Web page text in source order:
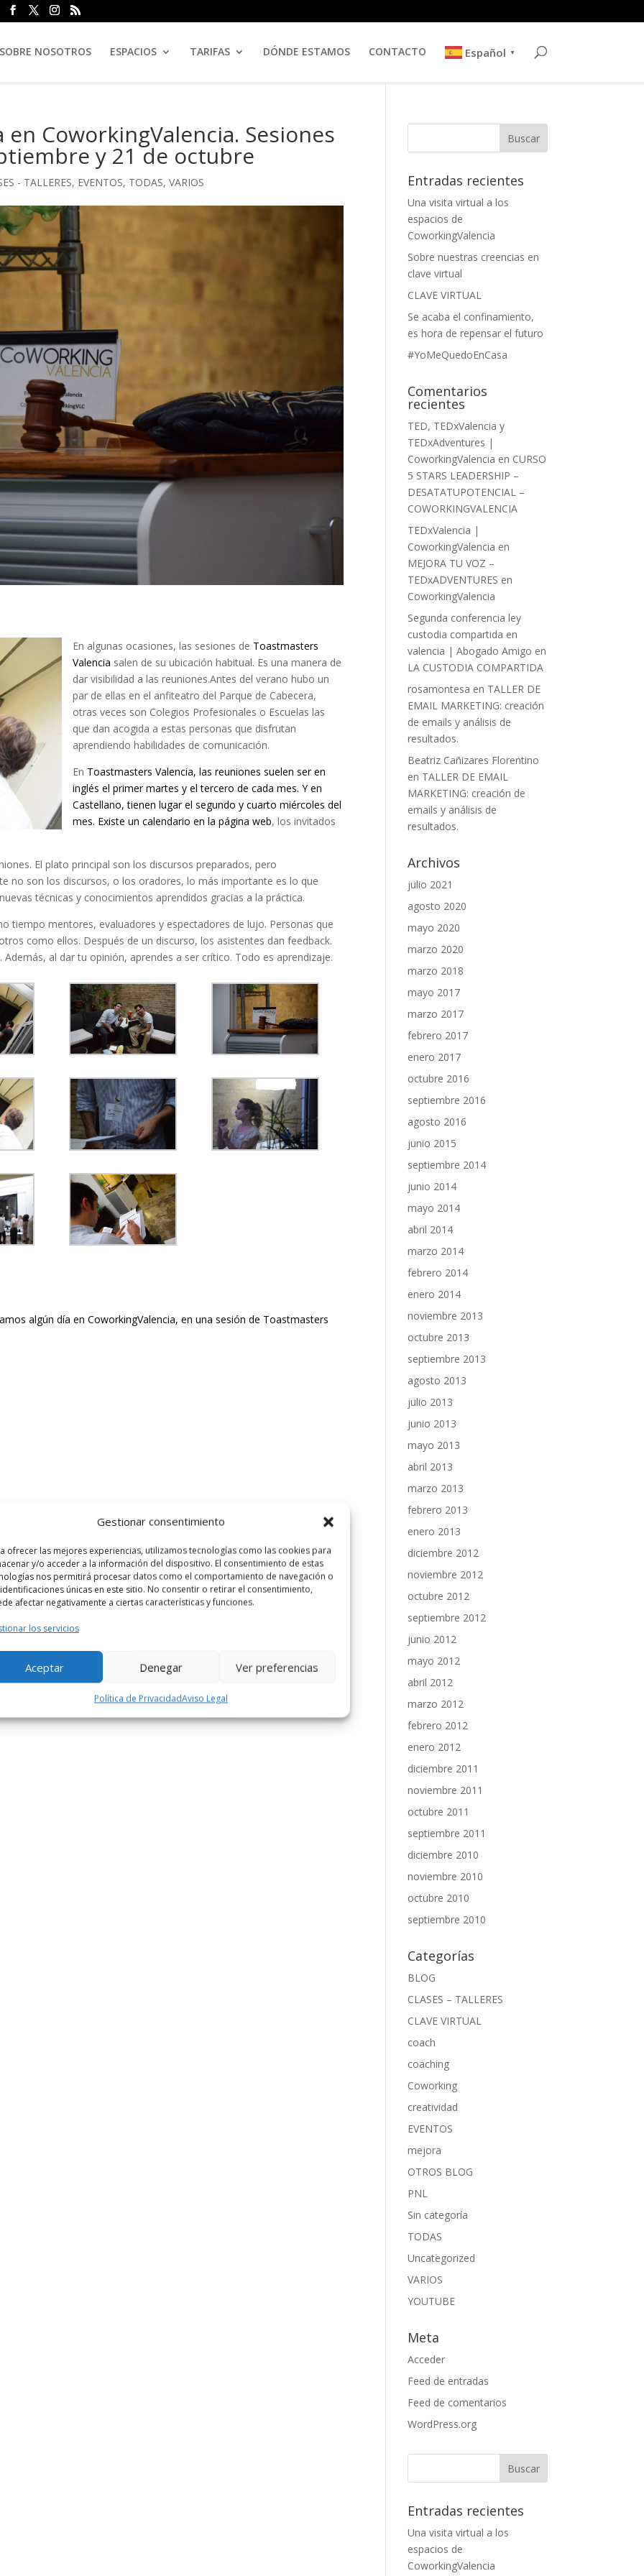
Gestionar consentimiento
ofrecer las mejores experiencias, utilizamos tecnologías como las cookies para
y/o acceder a la información del dispositivo. El consentimiento de estas
nos permitirá procesar datos como el comportamiento de navegación o
únicas en este sitio. No consentir o retirar el consentimiento,
afectar negativamente a ciertas características y funciones.
los servicios
Aceptar Denegar Ver preferencias
Política de PrivacidadAviso Legal
NOSOTROS ESPACIOS TARIFAS DÓNDE ESTAMOS CONTACTO Español ▼
CoworkingValencia. Sesiones
y 21 de octubre
- TALLERES, EVENTOS, TODAS,VARIOS
En algunas ocasiones, las sesiones de Toastmasters
Valencia salen de su ubicación habitual. Es una manera de
dar visibilidad a las reuniones.Antes del verano hubo un
par de ellas en el anfiteatro del Parque de Cabecera,
otras veces son Colegios Profesionales o Escuelas las
que dan acogida a estas personas que disfrutan
aprendiendo habilidades de comunicación.
En Toastmasters Valencia, las reuniones suelen ser en
inglés el primer martes y el tercero de cada mes. Y en
Castellano, tienen lugar el segundo y cuarto miércoles del
mes. Existe un calendario en la página web, los invitados
El plato principal son los discursos preparados, pero
no son los discursos, o los oradores, lo más importante es lo que
técnicas y conocimientos aprendidos gracias a la práctica.
tiempo mentores, evaluadores y espectadores de lujo. Personas que
como ellos. Después de un discurso, los asistentes dan feedback.
al dar tu opinión, aprendes a ser crítico. Todo es aprendizaje.
algún día en CoworkingValencia, en una sesión de Toastmasters
Entradas recientes
Una visita virtual a los
espacios de
CoworkingValencia
Sobre nuestras creencias en
clave virtual
CLAVE VIRTUAL
Se acaba el confinamiento,
es hora de repensar el futuro
#YoMeQuedoEnCasa
Comentarios
recientes
TED, TEDxValencia y
TEDxAdventures |
CoworkingValencia en CURSO
5 STARS LEADERSHIP –
DESATATUPOTENCIAL –
COWORKINGVALENCIA
TEDxValencia |
CoworkingValencia en
MEJORA TU VOZ –
TEDxADVENTURES en
CoworkingValencia
Segunda conferencia ley
custodia compartida en
valencia | Abogado Amigo en
LA CUSTODIA COMPARTIDA
rosamontesa en TALLER DE
EMAIL MARKETING: creación
de emails y análisis de
resultados.
Beatriz Cañizares Florentino
en TALLER DE EMAIL
MARKETING: creación de
emails y análisis de
resultados.
Archivos
julio 2021
agosto 2020
mayo 2020
marzo 2020
marzo 2018
mayo 2017
marzo 2017
febrero 2017
enero 2017
octubre 2016
septiembre 2016
agosto 2016
junio 2015
septiembre 2014
junio 2014
mayo 2014
abril 2014
marzo 2014
febrero 2014
enero 2014
noviembre 2013
octubre 2013
septiembre 2013
agosto 2013
julio 2013
junio 2013
mayo 2013
abril 2013
marzo 2013
febrero 2013
enero 2013
diciembre 2012
noviembre 2012
octubre 2012
septiembre 2012
junio 2012
mayo 2012
abril 2012
marzo 2012
febrero 2012
enero 2012
diciembre 2011
noviembre 2011
octubre 2011
septiembre 2011
diciembre 2010
noviembre 2010
octubre 2010
septiembre 2010
Categorías
BLOG
CLASES – TALLERES
CLAVE VIRTUAL
coach
coaching
Coworking
creatividad
EVENTOS
mejora
OTROS BLOG
PNL
Sin categoría
TODAS
Uncategorized
VARIOS
YOUTUBE
Meta
Acceder
Feed de entradas
Feed de comentarios
WordPress.org
Entradas recientes
Una visita virtual a los
espacios de
CoworkingValencia